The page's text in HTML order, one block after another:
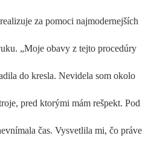
za pomoci najmodernejších
„Moje obavy z tejto procedúry
do kresla. Nevidela som okolo
pred ktorými mám rešpekt. Pod
čas. Vysvetlila mi, čo práve